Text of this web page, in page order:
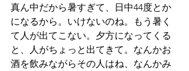
真ん中だから暑すぎて、日中44度とか
になるから。いけないのね。もう暑く
て人が出てこない。夕方になってくる
と、人がちょっと出てきて。なんかお
酒を飲みながらその人はね、なんかみ